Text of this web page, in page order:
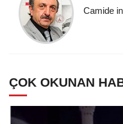
Camide
ÇOK OKUNAN